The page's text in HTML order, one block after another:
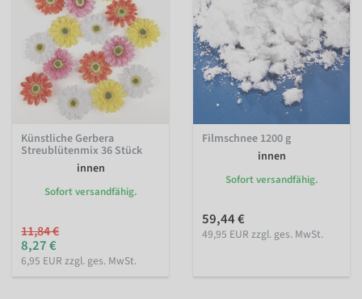
Künstliche Gerbera
Streublütenmix 36 Stück
innen
Sofort versandfähig.
11,84 €
8,27 €
6,95 EUR zzgl. ges. MwSt.
Filmschnee 1200 g
innen
Sofort versandfähig.
59,44 €
49,95 EUR zzgl. ges. MwSt.